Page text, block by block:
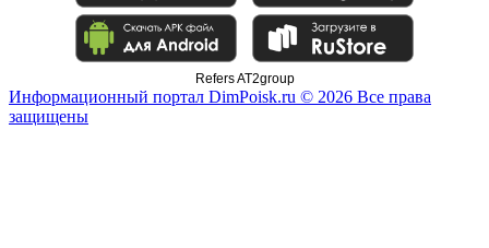
Refers AT2group
Информационный портал DimPoisk.ru © 2026 Все права
защищены